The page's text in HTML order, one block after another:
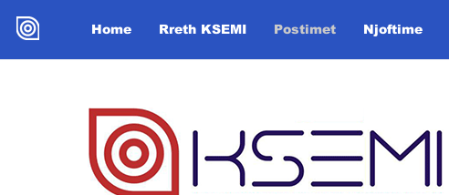
Home Rreth KSEMI Postimet Njoftime